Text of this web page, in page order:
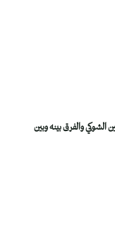
الشوكي والفرق بينه وبين